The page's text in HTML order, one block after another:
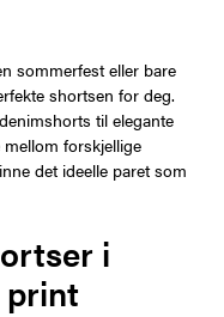
sommerfest eller bare
shortsen for deg.
til elegante
forskjellige
det ideelle paret som
i
print